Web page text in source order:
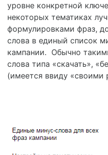
уровне конкретной
некоторых тематиках
формулировками фраз,
слова в единый список
кампании. Обычно
слова типа «скачать»,
(имеется ввиду «своими